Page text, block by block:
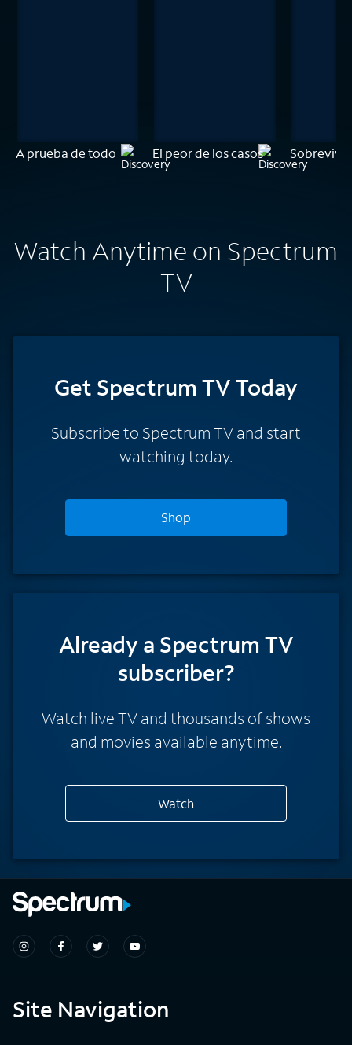
A prueba de todo El peor de los casos
Watch Anytime on Spectrum
TV
Get Spectrum TV Today
Subscribe to Spectrum TV and start
watching today.
Shop
Already a Spectrum TV
subscriber?
Watch live TV and thousands of shows
and movies available anytime.
Watch
Site Navigation